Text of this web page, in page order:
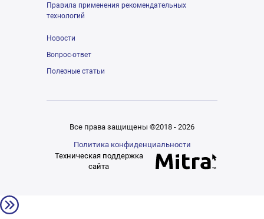
Правила применения рекомендательных
технологий
Новости
Вопрос-ответ
Полезные статьи
Все права защищены ©2018 - 2026
Политика конфиденциальности
Техническая поддержка
сайта